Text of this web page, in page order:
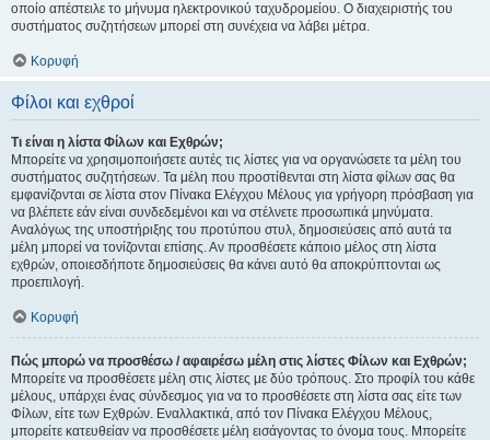
οποίο απέστειλε το μήνυμα ηλεκτρονικού ταχυδρομείου. Ο διαχειριστής του
συστήματος συζητήσεων μπορεί στη συνέχεια να λάβει μέτρα.
Κορυφή
Φίλοι και εχθροί
Τι είναι η λίστα Φίλων και Εχθρών;
Μπορείτε να χρησιμοποιήσετε αυτές τις λίστες για να οργανώσετε τα μέλη του
συστήματος συζητήσεων. Τα μέλη που προστίθενται στη λίστα φίλων σας θα
εμφανίζονται σε λίστα στον Πίνακα Ελέγχου Μέλους για γρήγορη πρόσβαση για
να βλέπετε εάν είναι συνδεδεμένοι και να στέλνετε προσωπικά μηνύματα.
Αναλόγως της υποστήριξης του προτύπου στυλ, δημοσιεύσεις από αυτά τα
μέλη μπορεί να τονίζονται επίσης. Αν προσθέσετε κάποιο μέλος στη λίστα
εχθρών, οποιεσδήποτε δημοσιεύσεις θα κάνει αυτό θα αποκρύπτονται ως
προεπιλογή.
Κορυφή
Πώς μπορώ να προσθέσω / αφαιρέσω μέλη στις λίστες Φίλων και Εχθρών;
Μπορείτε να προσθέσετε μέλη στις λίστες με δύο τρόπους. Στο προφίλ του κάθε
μέλους, υπάρχει ένας σύνδεσμος για να το προσθέσετε στη λίστα σας είτε των
Φίλων, είτε των Εχθρών. Εναλλακτικά, από τον Πίνακα Ελέγχου Μέλους,
μπορείτε κατευθείαν να προσθέσετε μέλη εισάγοντας το όνομα τους. Μπορείτε